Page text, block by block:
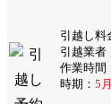
引越し料
引越業者
作業時間
時期： 5月